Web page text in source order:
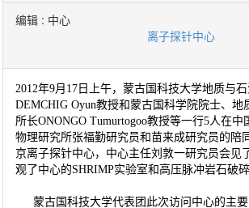
编辑 : 中心
离子探针中心
2012年9月17日上午，蒙古国科技大学地质与
DEMCHIG Oyun教授和蒙古国科学院院士、地
所长ONONGO Tumurtogoo教授等一行5人在
物理研究所张福勤研究员和苗来成研究员的陪
京离子探针中心，中心主任刘敦一研究员会见
观了中心的SHRIMP实验室和高压脉冲岩石破碎
蒙古国科技大学代表团此次访问中心的主要